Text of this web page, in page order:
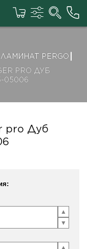
ЛАМИНАТ PERGO
PRO ДУБ
05006
pro Дуб